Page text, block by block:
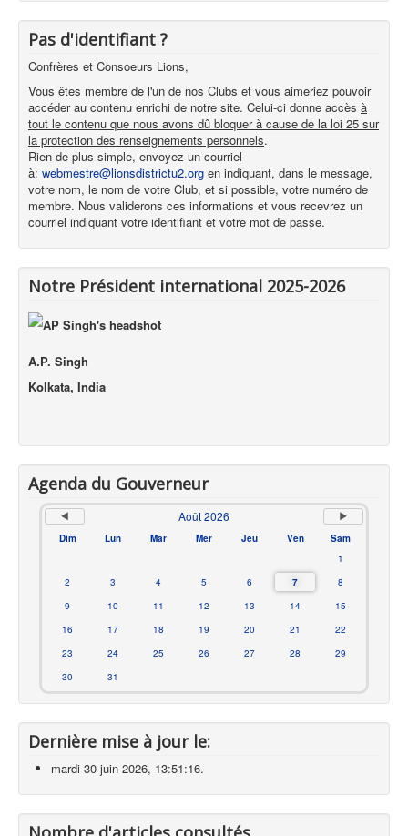
Pas d'identifiant ?
Confrères et Consoeurs Lions,
Vous êtes membre de l'un de nos Clubs et vous aimeriez pouvoir
accéder au contenu enrichi de notre site. Celui-ci donne accès à
tout le contenu que nous avons dû bloquer à cause de la loi 25 sur
la protection des renseignements personnels.
Rien de plus simple, envoyez un courriel
à: webmestre@lionsdistrictu2.org en indiquant, dans le message,
votre nom, le nom de votre Club, et si possible, votre numéro de
membre. Nous validerons ces informations et vous recevrez un
courriel indiquant votre identifiant et votre mot de passe.
Notre Président international 2025-2026
A.P. Singh
Kolkata, India
Agenda du Gouverneur
Août 2026
Dim Lun Mar Mer Jeu Ven
Sam
1
2
3 4 5 6 7
8
9
10 11 12 13 14
15
16
17 18 19 20 21
22
23
24 25 26 27 28
29
30
31
Dernière mise à jour le:
mardi 30 juin 2026, 13:51:16.